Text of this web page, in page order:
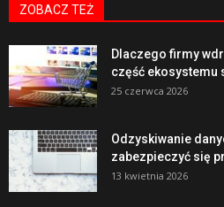
ZOBACZ TEŻ
Dlaczego firmy
część ekosystemu
25 czerwca 2026
Odzyskiwanie
zabezpieczyć się
13 kwietnia 2026